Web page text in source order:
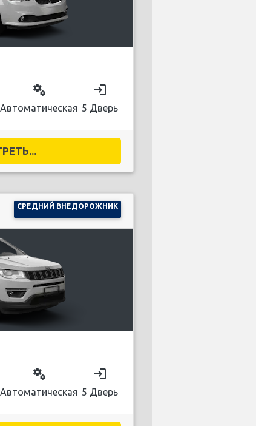
miscellaneous_services
Автоматическая
login
5 Дверь
СРЕДНИЙ ВНЕДОРОЖНИК
miscellaneous_services
Автоматическая
login
5 Дверь